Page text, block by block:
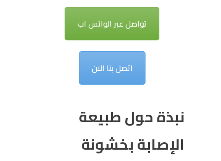
تواصل عبر الواتس اب
اتصل بنا الان
نبذة حول طبيعة
الإصابة بخشونة